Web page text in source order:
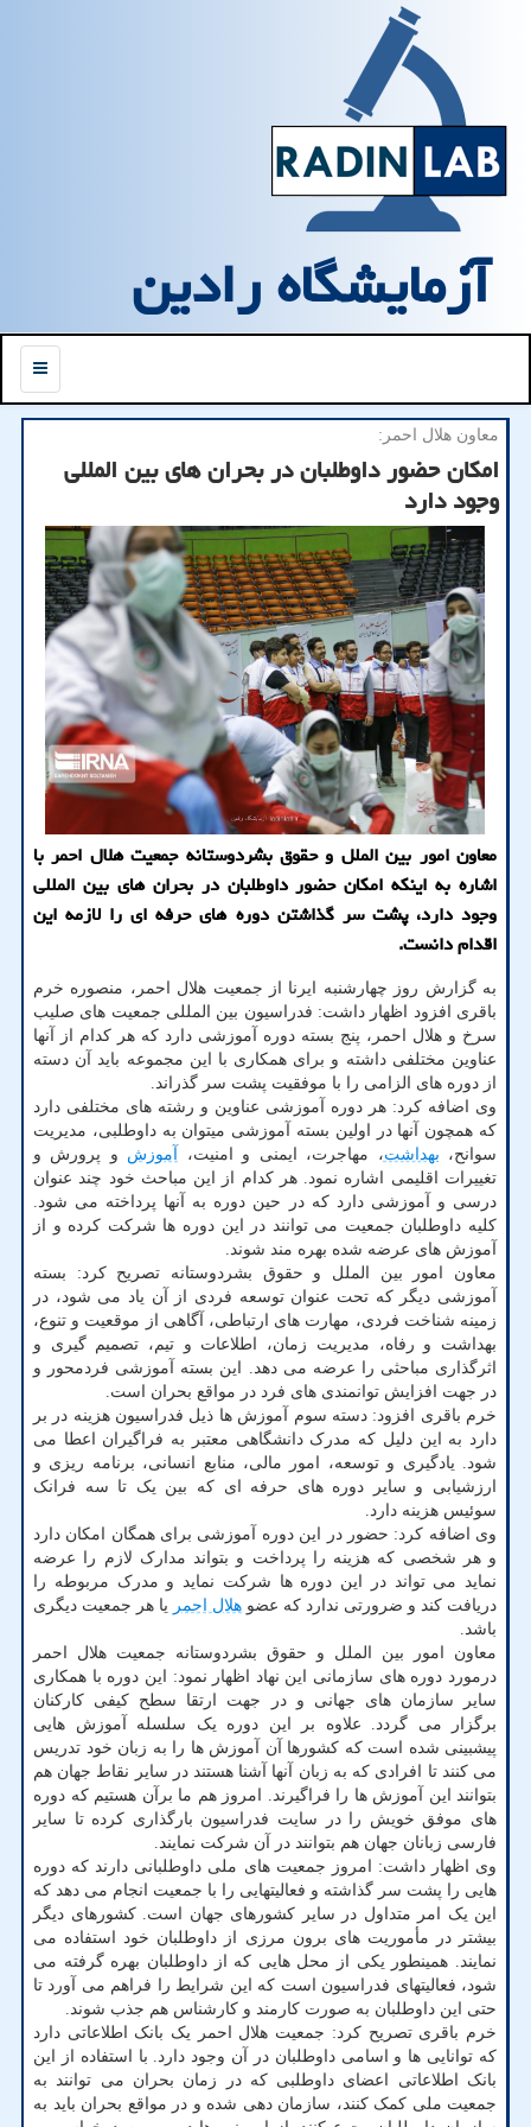
آزمایشگاه رادین
منو
معاون هلال احمر:
امكان حضور داوطلبان در بحران های بین المللی
وجود دارد
معاون امور بین الملل و حقوق بشردوستانه جمعیت هلال احمر با
اشاره به اینکه امکان حضور داوطلبان در بحران های بین المللی
وجود دارد، پشت سر گذاشتن دوره های حرفه ای را لازمه این
اقدام دانست.
به گزارش روز چهارشنبه ایرنا از جمعیت هلال احمر، منصوره خرم
باقری افزود اظهار داشت: فدراسیون بین المللی جمعیت های صلیب
سرخ و هلال احمر، پنج بسته دوره آموزشی دارد که هر کدام از آنها
عناوین مختلفی داشته و برای همکاری با این مجموعه باید آن دسته
از دوره های الزامی را با موفقیت پشت سر گذراند.
وی اضافه کرد: هر دوره آموزشی عناوین و رشته های مختلفی دارد
که همچون آنها در اولین بسته آموزشی میتوان به داوطلبی، مدیریت
سوانح، بهداشت، مهاجرت، ایمنی و امنیت، آموزش و پرورش و
تغییرات اقلیمی اشاره نمود. هر کدام از این مباحث خود چند عنوان
درسی و آموزشی دارد که در حین دوره به آنها پرداخته می شود.
کلیه داوطلبان جمعیت می توانند در این دوره ها شرکت کرده و از
آموزش های عرضه شده بهره مند شوند.
معاون امور بین الملل و حقوق بشردوستانه تصریح کرد: بسته
آموزشی دیگر که تحت عنوان توسعه فردی از آن یاد می شود، در
زمینه شناخت فردی، مهارت های ارتباطی، آگاهی از موقعیت و تنوع،
بهداشت و رفاه، مدیریت زمان، اطلاعات و تیم، تصمیم گیری و
اثرگذاری مباحثی را عرضه می دهد. این بسته آموزشی فردمحور و
در جهت افزایش توانمندی های فرد در مواقع بحران است.
خرم باقری افزود: دسته سوم آموزش ها ذیل فدراسیون هزینه در بر
دارد به این دلیل که مدرک دانشگاهی معتبر به فراگیران اعطا می
شود. یادگیری و توسعه، امور مالی، منابع انسانی، برنامه ریزی و
ارزشیابی و سایر دوره های حرفه ای که بین یک تا سه فرانک
سوئیس هزینه دارد.
وی اضافه کرد: حضور در این دوره آموزشی برای همگان امکان دارد
و هر شخصی که هزینه را پرداخت و بتواند مدارک لازم را عرضه
نماید می تواند در این دوره ها شرکت نماید و مدرک مربوطه را
دریافت کند و ضرورتی ندارد که عضو هلال احمر یا هر جمعیت دیگری
باشد.
معاون امور بین الملل و حقوق بشردوستانه جمعیت هلال احمر
درمورد دوره های سازمانی این نهاد اظهار نمود: این دوره با همکاری
سایر سازمان های جهانی و در جهت ارتقا سطح کیفی کارکنان
برگزار می گردد. علاوه بر این دوره یک سلسله آموزش هایی
پیشبینی شده است که کشورها آن آموزش ها را به زبان خود تدریس
می کنند تا افرادی که به زبان آنها آشنا هستند در سایر نقاط جهان هم
بتوانند این آموزش ها را فراگیرند. امروز هم ما برآن هستیم که دوره
های موفق خویش را در سایت فدراسیون بارگذاری کرده تا سایر
فارسی زبانان جهان هم بتوانند در آن شرکت نمایند.
وی اظهار داشت: امروز جمعیت های ملی داوطلبانی دارند که دوره
هایی را پشت سر گذاشته و فعالیتهایی را با جمعیت انجام می دهد که
این یک امر متداول در سایر کشورهای جهان است. کشورهای دیگر
بیشتر در مأموریت های برون مرزی از داوطلبان خود استفاده می
نمایند. همینطور یکی از محل هایی که از داوطلبان بهره گرفته می
شود، فعالیتهای فدراسیون است که این شرایط را فراهم می آورد تا
حتی این داوطلبان به صورت کارمند و کارشناس هم جذب شوند.
خرم باقری تصریح کرد: جمعیت هلال احمر یک بانک اطلاعاتی دارد
که توانایی ها و اسامی داوطلبان در آن وجود دارد. با استفاده از این
بانک اطلاعاتی اعضای داوطلبی که در زمان بحران می توانند به
جمعیت ملی کمک کنند، سازمان دهی شده و در مواقع بحران باید به